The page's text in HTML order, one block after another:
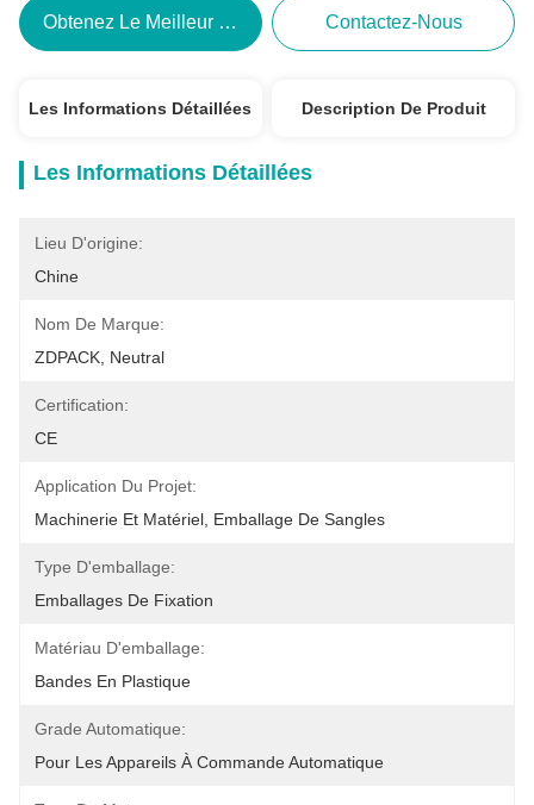
Obtenez Le Meilleur Prix Contactez-Nous
Les Informations Détaillées Description De Produit
Les Informations Détaillées
Lieu D'origine:
Chine
Nom De Marque:
ZDPACK, Neutral
Certification:
CE
Application Du Projet:
Machinerie Et Matériel, Emballage De Sangles
Type D'emballage:
Emballages De Fixation
Matériau D'emballage:
Bandes En Plastique
Grade Automatique:
Pour Les Appareils À Commande Automatique